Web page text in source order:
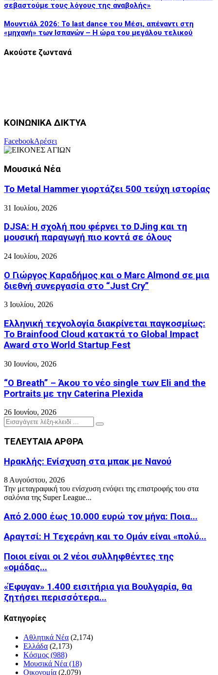
σεβαστούμε τους λόγους της αναβολής»
Μουντιάλ 2026: Το last dance του Μέσι, απέναντι στη
«μηχανή» των Ισπανών – Η ώρα του μεγάλου τελικού
Ακούστε ζωντανά
ΚΟΙΝΩΝΙΚΑ ΔΙΚΤΥΑ
FacebookΑρέσει
Μουσικά Νέα
Το Metal Hammer γιορτάζει 500 τεύχη ιστορίας
31 Ιουλίου, 2026
DJSA: Η σχολή που φέρνει το DJing και τη
μουσική παραγωγή πιο κοντά σε όλους
24 Ιουλίου, 2026
Ο Γιώργος Καραδήμος και ο Marc Almond σε μια
διεθνή συνεργασία στο “Just Cry”
3 Ιουλίου, 2026
Ελληνική τεχνολογία διακρίνεται παγκοσμίως:
Το Brainfood Cloud κατακτά το Global Impact
Award στο World Startup Fest
30 Ιουνίου, 2026
“O Breath” – Άκου το νέο single των Eli and the
Portraits με την Caterina Plexida
26 Ιουνίου, 2026
Search
for:
Search
ΤΕΛΕΥΤΑΙΑ ΑΡΘΡΑ
Ηρακλής: Ενίσχυση στα μπακ με Νανού
8 Αυγούστου, 2026
Την μεταγραφική του ενίσχυση ενόψει της επιστροφής του στα
σαλόνια της Super League...
Από 2.000 έως 10.000 ευρώ τον μήνα: Ποια...
Αραγτσί: Η Τεχεράνη και το Ομάν είναι «πολύ...
Ποιοι είναι οι 2 νέοι συλληφθέντες της
«ομάδας...
«Έφυγαν» 1.400 εισιτήρια για Βουλγαρία, θα
ζητήσει περισσότερα...
Kατηγορίες
Αθλητικά Νέα (2,174)
Ελλάδα (2,173)
Κόσμος (988)
Μουσικά Νέα (18)
Οικονομία (2,079)